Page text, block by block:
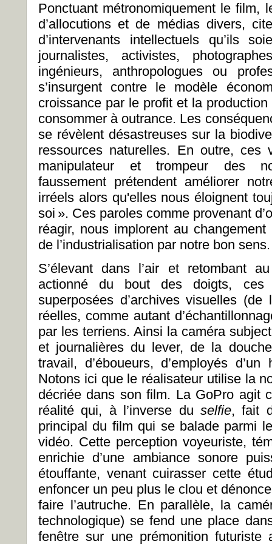
Ponctuant métronomiquement le film,
d’allocutions et de médias divers,
d’intervenants intellectuels qu’ils
journalistes, activistes,
ingénieurs, anthropologues ou
s’insurgent contre le modèle
croissance par le profit et la
consommer à outrance. Les
se révèlent désastreuses sur la
ressources naturelles. En outre, ces
manipulateur et trompeur des
faussement prétendent améliorer
irréels alors qu'elles nous éloignent
soi ». Ces paroles comme provenant
réagir, nous implorent au
de l’industrialisation par notre bon sens.
S’élevant dans l’air et retombant
actionné du bout des doigts, ces
superposées d’archives visuelles (de
réelles, comme autant
par les terriens. Ainsi la caméra
et journalières du lever, de la
travail, d’éboueurs, d’employés
Notons ici que le réalisateur utilise la
décriée dans son film. La GoPro agit
réalité qui, à l’inverse du selfie, fait
principal du film qui se balade parmi
vidéo. Cette perception voyeuriste,
enrichie d’une ambiance sonore
étouffante, venant cuirasser cette
enfoncer un peu plus le clou et
faire l’autruche. En parallèle, la
technologique) se fend une place
fenêtre sur une prémonition futuriste